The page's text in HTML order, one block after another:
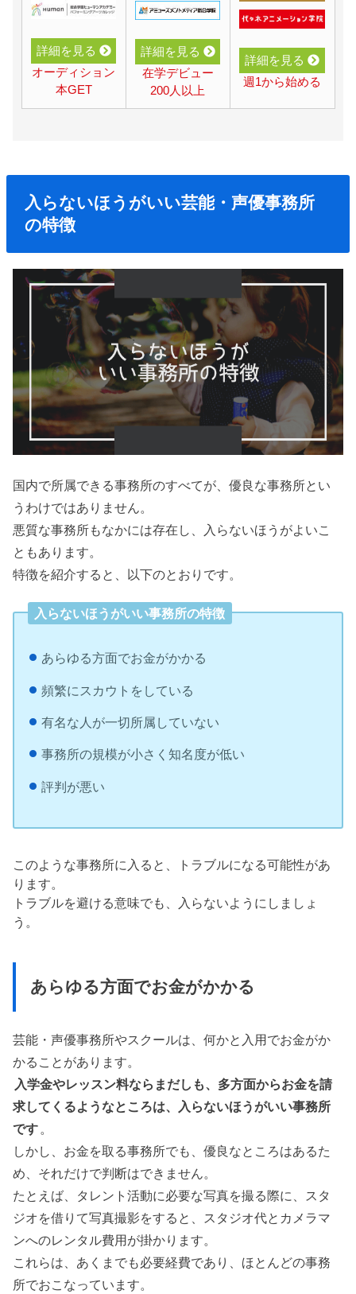
詳細を見る
オーディション
本GET
詳細を見る
在学デビュー
200人以上
詳細を見る
週1から始める
入らないほうがいい芸能・声優事務所
の特徴
国内で所属できる事務所のすべてが、優良な事務所とい
うわけではありません。
悪質な事務所もなかには存在し、入らないほうがよいこ
ともあります。
特徴を紹介すると、以下のとおりです。
入らないほうがいい事務所の特徴
あらゆる方面でお金がかかる
頻繁にスカウトをしている
有名な人が一切所属していない
事務所の規模が小さく知名度が低い
評判が悪い
このような事務所に入ると、トラブルになる可能性があ
ります。
トラブルを避ける意味でも、入らないようにしましょ
う。
あらゆる方面でお金がかかる
芸能・声優事務所やスクールは、何かと入用でお金がか
かることがあります。
入学金やレッスン料ならまだしも、多方面からお金を請
求してくるようなところは、入らないほうがいい事務所
です 。
しかし、お金を取る事務所でも、優良なところはあるた
め、それだけで判断はできません。
たとえば、タレント活動に必要な写真を撮る際に、スタ
ジオを借りて写真撮影をすると、スタジオ代とカメラマ
ンへのレンタル費用が掛かります。
これらは、あくまでも必要経費であり、ほとんどの事務
所でおこなっています。